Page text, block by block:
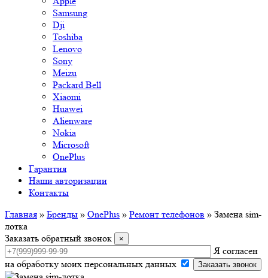
Samsung
Dji
Toshiba
Lenovo
Sony
Meizu
Packard Bell
Xiaomi
Huawei
Alienware
Nokia
Microsoft
OnePlus
Гарантия
Наши авторизации
Контакты
Главная » Бренды » OnePlus » Ремонт телефонов » Замена sim-
лотка
Заказать обратный звонок
×
Я согласен
на обработку моих персональных данных